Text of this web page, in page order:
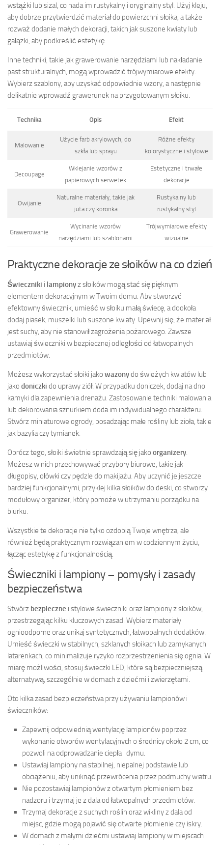
wstążki lub sizal, co nada im rustykalny i oryginalny styl. Użyj kleju,
aby dobrze przytwierdzić materiał do powierzchni słoika, a także
rozważ dodanie małych dekoracji, takich jak suszone kwiaty lub
gałązki, aby podkreślić estetykę.
Inne techniki, takie jak grawerowanie narzędziami lub nakładanie
past strukturalnych, mogą wprowadzić trójwymiarowe efekty.
Wybierz szablony, aby uzyskać odpowiednie wzory, a następnie
delikatnie wprowadź grawerunek na przygotowanym słoiku.
Technika Opis Efekt
Malowanie
Użycie farb akrylowych, do
szkła lub sprayu
Różne efekty
kolorystyczne i stylowe
Decoupage
Wklejanie wzorów z
papierowych serwetek
Estetyczne i trwałe
dekoracje
Owijanie
Naturalne materiały, takie jak
juta czy koronka
Rustykalny lub
rustykalny styl
Grawerowanie
Wycinanie wzorów
narzędziami lub szablonami
Trójwymiarowe efekty
wizualne
Praktyczne dekoracje ze słoików na co dzień
Świeczniki i lampionyz słoików mogą stać się pięknym
elementem dekoracyjnym w Twoim domu. Aby stworzyć
efektowny świecznik, umieść w słoiku małą świecę, a dookoła
dodaj piasek, muszelki lub suszone kwiaty. Upewnij się, że materiał
jest suchy, aby nie stanowił zagrożenia pożarowego. Zawsze
ustawiaj świeczniki w bezpiecznej odległości od łatwopalnych
przedmiotów.
Możesz wykorzystać słoiki jako wazonydo świeżych kwiatów lub
jako doniczki do uprawy ziół. W przypadku doniczek, dodaj na dno
kamyki dla zapewnienia drenażu. Zastosowanie techniki malowania
lub dekorowania sznurkiem doda im indywidualnego charakteru.
Stwórz miniaturowe ogrody, posadzając małe rośliny lub zioła, takie
jak bazylia czy tymianek.
Oprócz tego, słoiki świetnie sprawdzają się jako organizery.
Możesz w nich przechowywać przybory biurowe, takie jak
długopisy, ołówki czy pędzle do makijażu. Aby uczynić je jeszcze
bardziej funkcjonalnymi, przyklej kilka słoików do deski, co stworzy
modułowy organizer, który pomoże w utrzymaniu porządku na
biurku.
Wszystkie te dekoracje nie tylko ozdobią Twoje wnętrza, ale
również będą praktycznym rozwiązaniem w codziennym życiu,
łącząc estetykę z funkcjonalnością.
Świeczniki i lampiony – pomysły i zasady
bezpieczeństwa
Stwórz bezpieczne i stylowe świeczniki oraz lampiony z słoików,
przestrzegając kilku kluczowych zasad. Wybierz materiały
ognioodporne oraz unikaj syntetycznych, łatwopalnych dodatków.
Umieść świeczki w stabilnych, szklanych słoikach lub zamykanych
latarenkach, co minimalizuje ryzyko rozprzestrzenienia się ognia. W
miarę możliwości, stosuj świeczki LED, które są bezpieczniejszą
alternatywą, szczególnie w domach z dziećmi i zwierzętami.
Oto kilka zasad bezpieczeństwa przy używaniu lampionów i
świeczników:
Zapewnij odpowiednią wentylację lampionów poprzez
wykonanie otworów wentylacyjnych o średnicy około 2 cm, co
pozwoli na odprowadzanie ciepła i dymu.
Ustawiaj lampiony na stabilnej, niepalnej podstawie lub
obciążeniu, aby uniknąć przewrócenia przez podmuchy wiatru.
Nie pozostawiaj lampionów z otwartym płomieniem bez
nadzoru i trzymaj je z dala od łatwopalnych przedmiotów.
Trzymaj dekoracje z suchych roślin oraz wikliny z dala od
miejsc, gdzie mogą pojawić się otwarte płomienie czy iskry.
W domach z małymi dziećmi ustawiaj lampiony w miejscach